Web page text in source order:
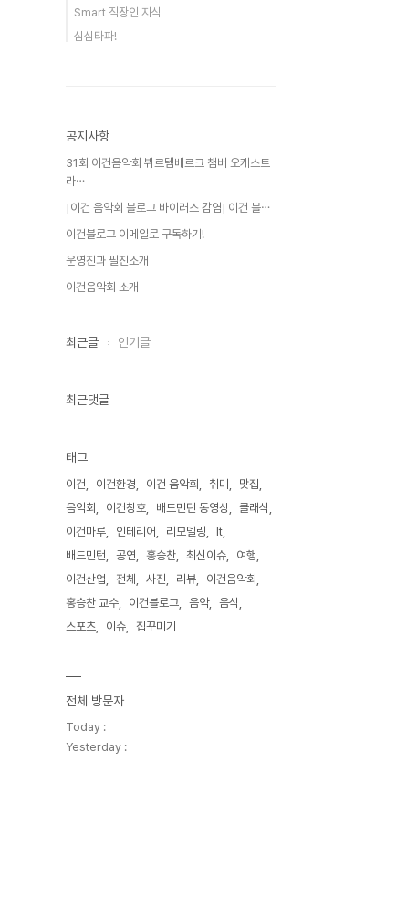
Smart 직장인 지식
심심타파!
공지사항
31회 이건음악회 뷔르템베르크 챔버 오케스트
라⋯
[이건 음악회 블로그 바이러스 감염] 이건 블⋯
이건블로그 이메일로 구독하기!
운영진과 필진소개
이건음악회 소개
최근글 인기글
최근댓글
태그
이건 이건환경 이건 음악회 취미
맛집
음악회
이건창호 배드민턴 동영상
클래식
이건마루
인테리어 리모델링
It
배드민턴
공연 홍승찬 최신이슈
여행
이건산업
전체 사진 리뷰
이건음악회
홍승찬 교수
이건블로그 음악
음식
스포츠
이슈 집꾸미기
전체 방문자
Today :
Yesterday :